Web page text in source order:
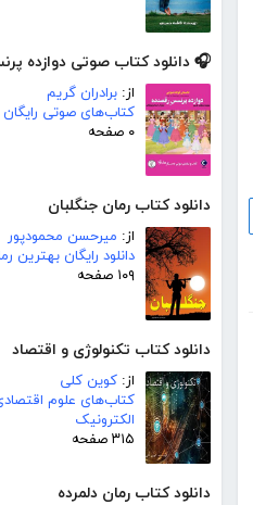
🎧 دانلود کتاب صوتی دوازده
از: برادران گریم
کتاب‌های صوتی
۰ صفحه
دانلود کتاب رمان جنگلبان
از: میرحسن محمودپور
دانلود رایگان بهترین
۱۰۹ صفحه
دانلود کتاب تکنولوژی و اقتصاد
از: کوین کلی
کتاب‌های علوم
الکترونیک
۳۱۵ صفحه
دانلود کتاب رمان دلمرده